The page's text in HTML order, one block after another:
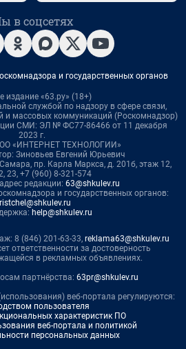
в соцсетях
и государственных органов
издание «63.ру» (18+)
службой по надзору в сфере связи,
и массовых коммуникаций (Роскомнадзор)
СМИ: ЭЛ № ФС77-86466 от 11 декабря
2023 г.
«ИНТЕРНЕТ ТЕХНОЛОГИИ»
Зиновьев Евгений Юрьевич
пр. Карла Маркса, д. 201б, этаж 12,
23, +7 (960) 8-321-574
редакции: 63@shkulev.ru
и государственных органов:
help@shkulev.ru
8 (846) 201-63-33, reklama63@shkulev.ru
ответственности за достоверность
в рекламных объявлениях.
партнёрства: 63pr@shkulev.ru
веб-портала регулируются:
пользователя
характеристик ПО
веб-портала и политикой
персональных данных